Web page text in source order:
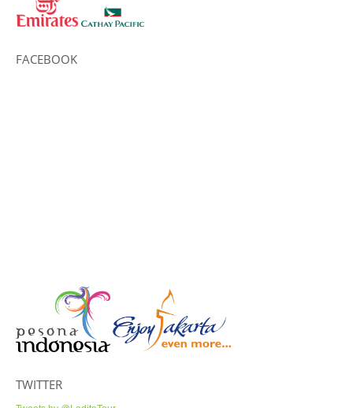
FACEBOOK
TWITTER